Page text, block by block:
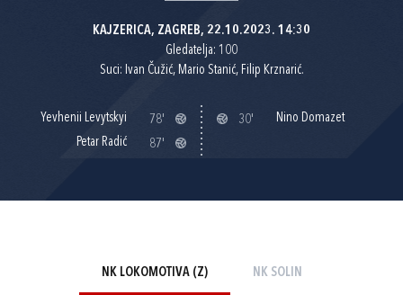
KAJZERICA, ZAGREB, 22.10.2023. 14:30
Gledatelja: 100
Suci: Ivan Čužić, Mario Stanić, Filip Krznarić.
Yevhenii Levytskyi
78'
Petar Radić
87'
30' Nino Domazet
NK LOKOMOTIVA (Z) NK SOLIN